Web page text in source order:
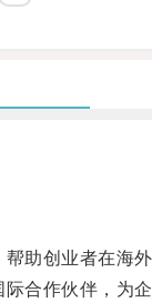
创业者在海外
作伙伴，为企